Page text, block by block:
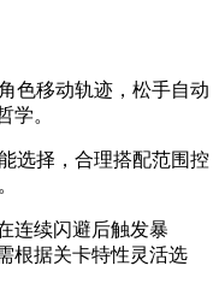
色移动轨迹，松手自动
学。
选择，合理搭配范围控
连续闪避后触发暴
根据关卡特性灵活选